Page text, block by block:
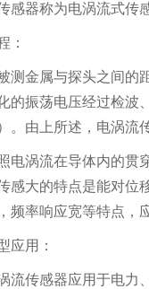
感器称为电涡流式传
：
测金属与探头之间的
的振荡电压经过检波
。由上所述，电涡流
电涡流在导体内的贯
感大的特点是能对位
频率响应宽等特点，
应用：
流传感器应用于电力